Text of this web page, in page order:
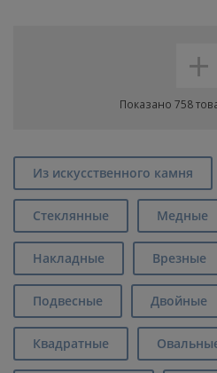
+
Показано 758
Из искусственного камня
Стеклянные Медные
Накладные Врезные
Подвесные Двойные
Квадратные